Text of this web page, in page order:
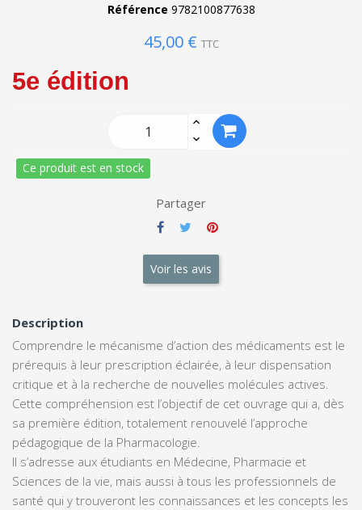
Référence 9782100877638
45,00 € TTC
5e édition
Ce produit est en stock
Partager
Voir les avis
Description
Comprendre le mécanisme d’action des médicaments est le
prérequis à leur prescription éclairée, à leur dispensation
critique et à la recherche de nouvelles molécules actives.
Cette compréhension est l’objectif de cet ouvrage qui a, dès
sa première édition, totalement renouvelé l’approche
pédagogique de la Pharmacologie.
Il s’adresse aux étudiants en Médecine, Pharmacie et
Sciences de la vie, mais aussi à tous les professionnels de
santé qui y trouveront les connaissances et les concepts les